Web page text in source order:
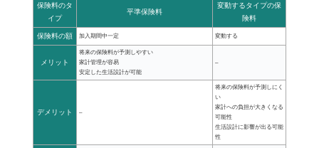
保険料のタ
イプ
平準保険料
変動するタイプの保
険料
保険料の額 加入期間中一定 変動する
メリット
将来の保険料が予測しやすい
家計管理が容易
安定した生活設計が可能
–
デメリット –
将来の保険料が予測しにく
い
家計への負担が大きくなる
可能性
生活設計に影響が出る可能
性